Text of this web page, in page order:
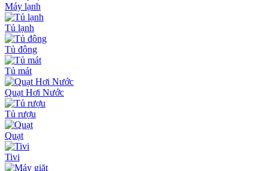
Máy lạnh
Tủ lạnh
Tủ đông
Tủ mát
Quạt Hơi Nước
Tủ rượu
Quạt
Tivi